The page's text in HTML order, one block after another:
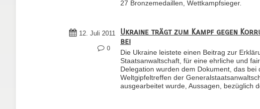
27 Bronzemedaillen, Wettkampfsieger.
12. Juli 2011
0
Ukraine trägt zum Kampf gegen
bei
Die Ukraine leistete einen Beitrag zur
Staatsanwaltschaft, für eine ehrliche und
Delegation wurden dem Dokument, das
Weltgipfeltreffen der
ausgearbeitet wurde, Aussagen, bezüglich